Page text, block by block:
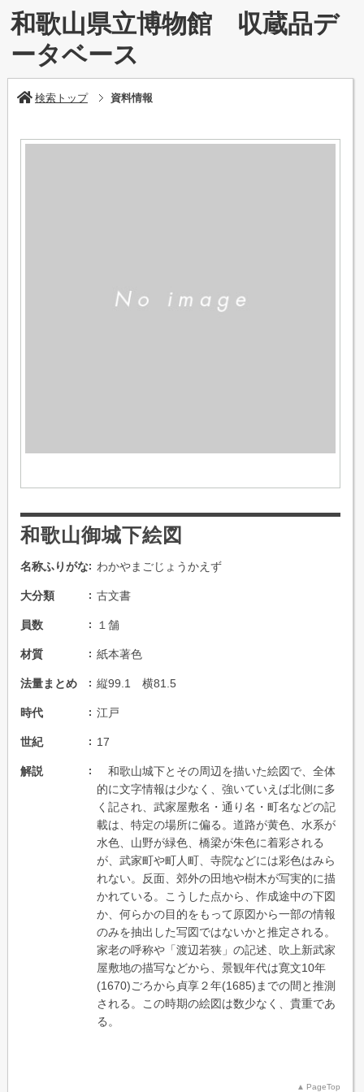
和歌山県立博物館 収蔵品デ
ータベース
検索トップ 資料情報
和歌山御城下絵図
名称ふりがな わかやまごじょうかえず
大分類 古文書
員数 １舗
材質 紙本著色
法量まとめ 縦99.1 横81.5
時代 江戸
世紀 17
解説
和歌山城下とその周辺を描いた絵図で、全体
的に文字情報は少なく、強いていえば北側に多
く記され、武家屋敷名・通り名・町名などの記
載は、特定の場所に偏る。道路が黄色、水系が
水色、山野が緑色、橋梁が朱色に着彩される
が、武家町や町人町、寺院などには彩色はみら
れない。反面、郊外の田地や樹木が写実的に描
かれている。こうした点から、作成途中の下図
か、何らかの目的をもって原図から一部の情報
のみを抽出した写図ではないかと推定される。
家老の呼称や「渡辺若狭」の記述、吹上新武家
屋敷地の描写などから、景観年代は寛文10年
(1670)ごろから貞享２年(1685)までの間と推測
される。この時期の絵図は数少なく、貴重であ
る。
PageTop